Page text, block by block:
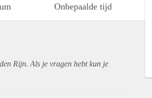
Onbepaalde tijd
Rijn. Als je vragen hebt kun je